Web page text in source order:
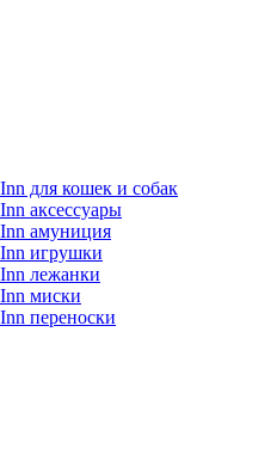
для кошек и собак
аксессуары
амуниция
игрушки
лежанки
миски
переноски